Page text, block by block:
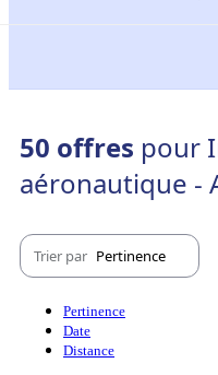
50 offres pour
aéronautique -
Trier par Pertinence
Pertinence
Date
Distance